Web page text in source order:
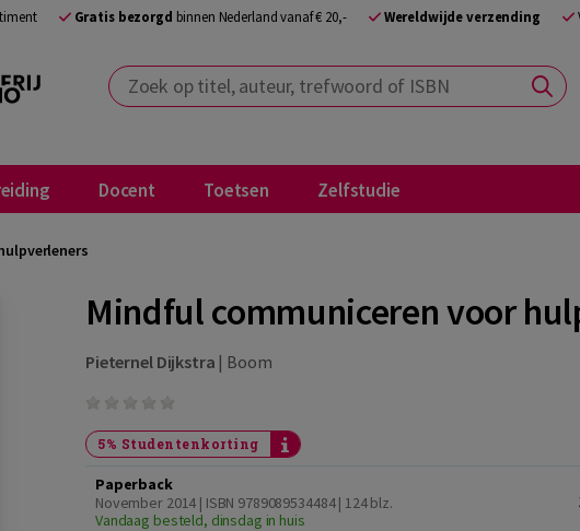
Gratis bezorgd binnen Nederland vanaf € 20,- Wereldwijde verzending
Zoek op titel, auteur, trefwoord of ISBN
Docent Toetsen Zelfstudie
Mindful communiceren voor
Pieternel Dijkstra | Boom
5% Studentenkorting
Paperback
November 2014 | ISBN 9789089534484| 124 blz.
Vandaag besteld, dinsdag in huis